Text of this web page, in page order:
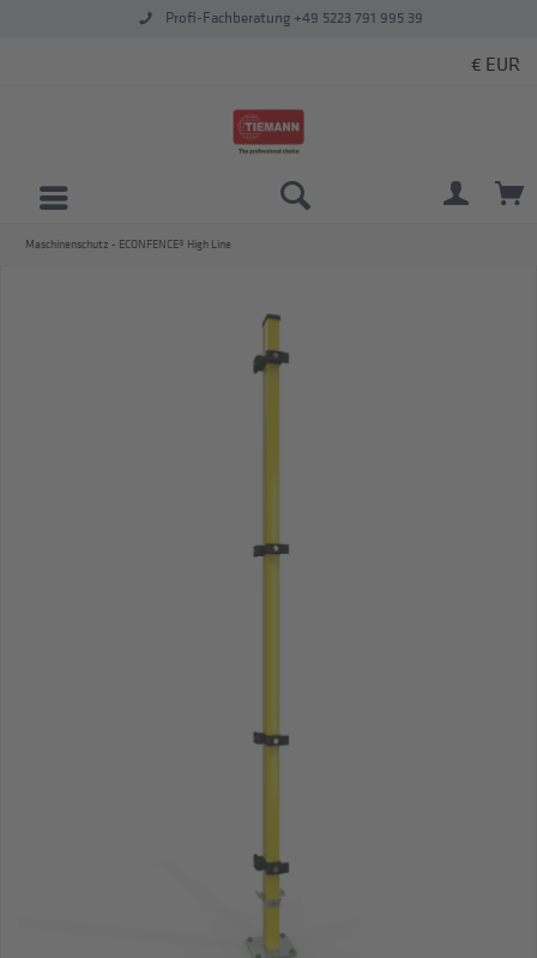
Profi-Fachberatung +49 5223 791 995 39
Maschinenschutz - ECONFENCE® High Line